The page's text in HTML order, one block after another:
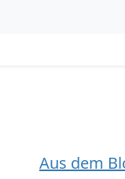
Aus dem